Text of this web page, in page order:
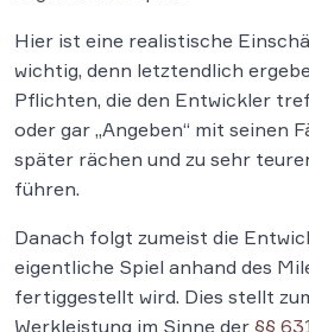
Hier ist eine realistische
wichtig, denn letztendlich
Pflichten, die den Entwickler
oder gar „Angeben“ mit seinen
später rächen und zu sehr
führen.
Danach folgt zumeist die
eigentliche Spiel anhand des
fertiggestellt wird. Dies stellt
Werkleistung im Sinne der §§